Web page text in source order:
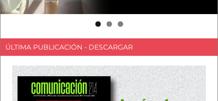
ÚLTIMA PUBLICACIÓN - DESCARGAR